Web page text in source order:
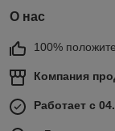
О нас
100%
Компания
Работает с